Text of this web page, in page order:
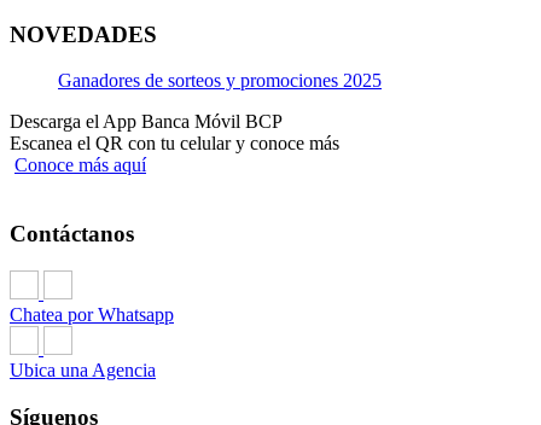
NOVEDADES
Ganadores de sorteos y promociones 2025
Descarga el App Banca Móvil BCP
Escanea el QR con tu celular y conoce más
Conoce más aquí
Contáctanos
Chatea por Whatsapp
Ubica una Agencia
Síguenos